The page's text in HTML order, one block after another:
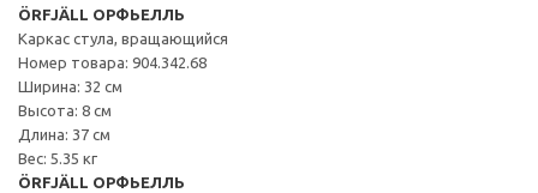
ÖRFJÄLL ОРФЬЕЛЛЬ
Каркас стула, вращающийся
Номер товара: 904.342.68
Ширина: 32 см
Высота: 8 см
Длина: 37 см
Вес: 5.35 кг
ÖRFJÄLL ОРФЬЕЛЛЬ